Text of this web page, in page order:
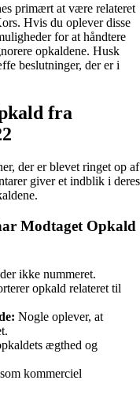
primært at være relateret
Hvis du oplever disse
for at håndtere
opkaldene. Husk
beslutninger, der er i
fra
der er blevet ringet op af
giver et indblik i deres
Modtaget Opkald
ikke nummeret.
opkald relateret til
Nogle oplever, at
ægthed og
kommerciel